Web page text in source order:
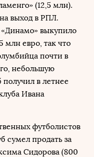
(12,5 млн).
выход в РПЛ.
«Динамо» выкупило
млн евро, так что
почти в
небольшую
в летнее
Ивана
футболистов
сумел продать за
Сидорова (800